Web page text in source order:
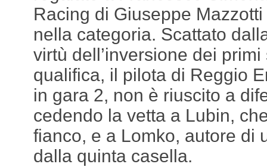
Racing di Giuseppe
nella categoria. Scattato
virtù dell’inversione dei
qualifica, il pilota di Reggio
in gara 2, non è riuscito a
cedendo la vetta a Lubin,
fianco, e a Lomko, autore di
dalla quinta casella.